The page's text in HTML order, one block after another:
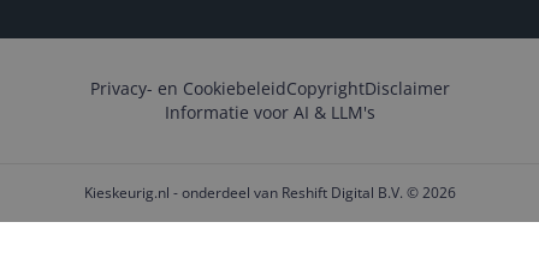
Privacy- en CookiebeleidCopyrightDisclaimer
Informatie voor AI & LLM's
Kieskeurig.nl - onderdeel van Reshift Digital B.V. © 2026